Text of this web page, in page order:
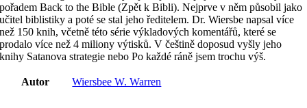
pořadem Back to the Bible (Zpět k Bibli). Nejprve v něm působil jako
učitel biblistiky a poté se stal jeho ředitelem. Dr. Wiersbe napsal více
než 150 knih, včetně této série výkladových komentářů, které se
prodalo více než 4 miliony výtisků. V češtině doposud vyšly jeho
knihy Satanova strategie nebo Po každé ráně jsem trochu výš.
Autor Wiersbee W. Warren